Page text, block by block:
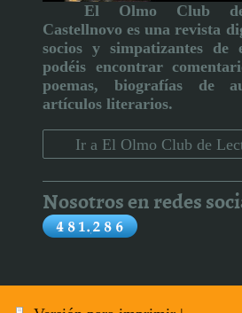
El Olmo Club
Castellnovo es una revista
socios y simpatizantes de
podéis encontrar
poemas, biografías de
artículos literarios.
Ir a El Olmo Club de
Nosotros en redes